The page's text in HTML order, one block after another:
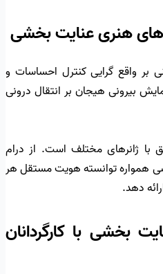
هنری عنایت بخشی
بر واقع گرایی کنترل احساسات و
بیرونی هیجان بر انتقال درونی
با ژانرهای مختلف است. از درام
همواره توانسته هویت مستقل هر
دهد.
بخشی با کارگردانان